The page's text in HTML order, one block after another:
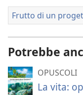
Frutto di un
Potrebbe
OPUSCOLI
La vita: